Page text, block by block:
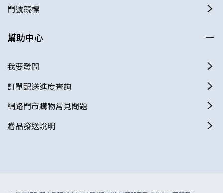
門號競標
幫助中心
我要發問
訂單配送進度查詢
網路門市購物常見問題
贈品發送說明